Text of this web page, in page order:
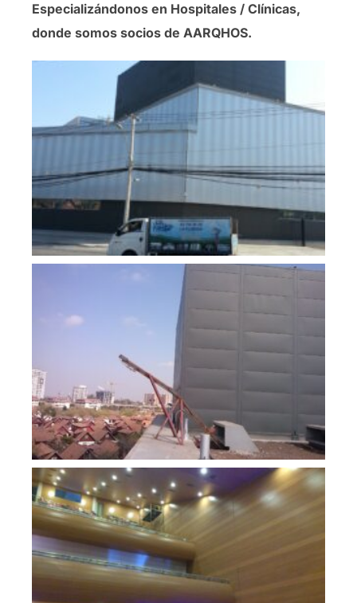
Especializándonos en Hospitales / Clínicas,
donde somos socios de AARQHOS.